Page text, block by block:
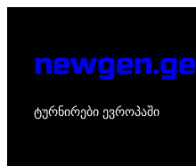
contentnewgen.ge
ტურნირები ევროპაში